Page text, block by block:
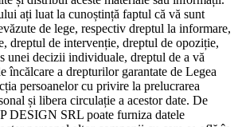
ați luat la cunoștință faptul că vă sunt
de lege, respectiv dreptul la informare,
dreptul de intervenție, dreptul de opoziție,
unei decizii individuale, dreptul de a vă
încălcare a drepturilor garantate de Legea
persoanelor cu privire la prelucrarea
și libera circulație a acestor date. De
DESIGN SRL poate furniza datele